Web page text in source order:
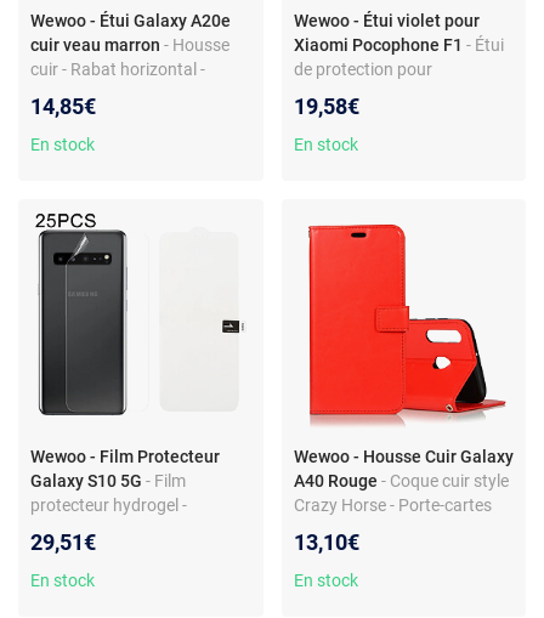
Wewoo - Étui Galaxy A20e
cuir veau marron - Housse
cuir - Rabat horizontal -
support
14,85€
En stock
Wewoo - Étui violet pour
Xiaomi Pocophone F1 - Étui
de protection pour
horizontal - Fentes pour
cartes - Support intégré
19,58€
En stock
Wewoo - Film Protecteur
Galaxy S10 5G - Film
protecteur hydrogel -
transparence
29,51€
En stock
Wewoo - Housse Cuir Galaxy
A40 Rouge - Coque cuir style
Crazy Horse - Porte-cartes
13,10€
En stock